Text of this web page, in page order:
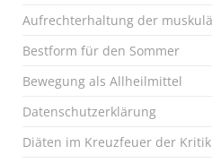
Aufrechterhaltung der
Bestform für den Sommer
Bewegung als Allheilmittel
Datenschutzerklärung
Diäten im Kreuzfeuer der Kritik